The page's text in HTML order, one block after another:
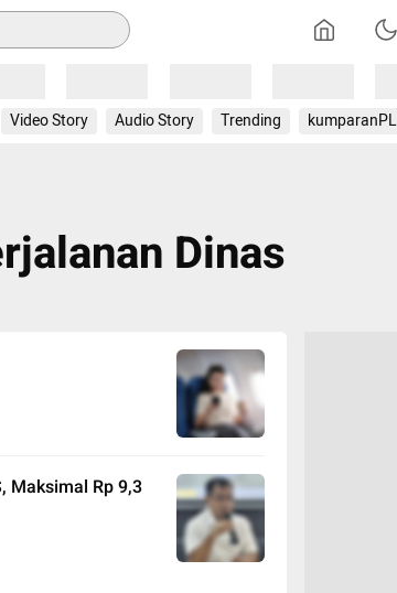
Video Story Audio Story Trending
Dinas
Maksimal Rp 9,3